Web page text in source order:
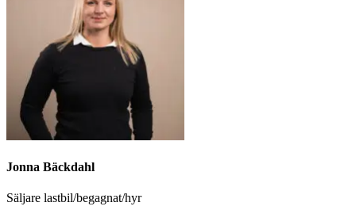
Jonna Bäckdahl
Säljare lastbil/begagnat/hyr